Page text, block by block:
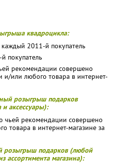
квадроцикла:
каждый 2011-й покупатель
покупатель
рекомендации совершено
и/или любого товара в интернет-
розыгрыш подарков
и аксессуары):
чьей рекомендации совершено
товара в интернет-магазине за
розыгрыш подарков (любой
ассортимента магазина):